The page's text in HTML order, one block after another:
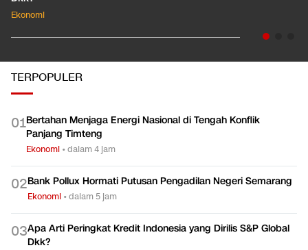
Ekonomi
TERPOPULER
01Bertahan Menjaga Energi Nasional di Tengah Konflik
Panjang Timteng
Ekonomi •dalam 4 jam
02Bank Pollux Hormati Putusan Pengadilan Negeri Semarang
Ekonomi •dalam 5 jam
03Apa Arti Peringkat Kredit Indonesia yang Dirilis S&P Global
Dkk?